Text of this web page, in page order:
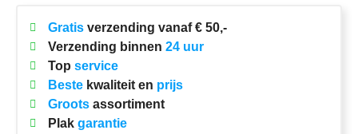
Gratisverzending vanaf € 50,-
Verzending binnen 24 uur
Top service
Bestekwaliteit en prijs
Grootsassortiment
Plak garantie